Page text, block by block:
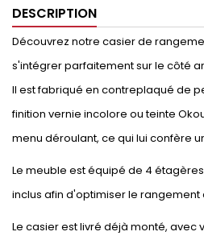
DESCRIPTION
Découvrez notre casier de
s'intégrer parfaitement sur le côté
Il est fabriqué en contreplaqué de
finition vernie incolore ou teinte
menu déroulant, ce qui lui confère
Le meuble est équipé de 4
inclus afin d'optimiser le rangement
Le casier est livré déjà monté, avec